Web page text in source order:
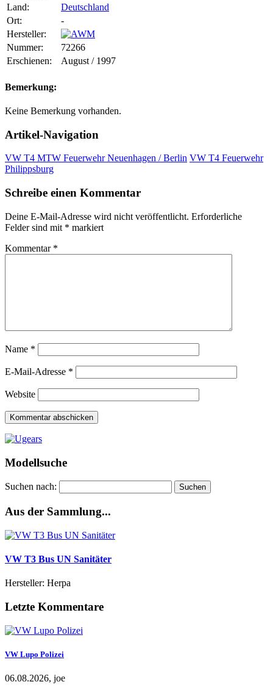
Land:
Deutschland
Ort:
-
Hersteller:
Nummer:
72266
Erschienen:
August / 1997
Bemerkung:
Keine Bemerkung vorhanden.
Artikel-Navigation
VW T4 MTW Feuerwehr Neuenhagen / Berlin VW T4 Feuerwehr
Philippsburg
Schreibe einen Kommentar
Deine E-Mail-Adresse wird nicht veröffentlicht. Erforderliche
Felder sind mit * markiert
Kommentar *
Name *
E-Mail-Adresse *
Website
Modellsuche
Suchen nach:
Aus der Sammlung...
VW T3 Bus UN Sanitäter
Hersteller: Herpa
Letzte Kommentare
VW Lupo Polizei
06.08.2026, joe